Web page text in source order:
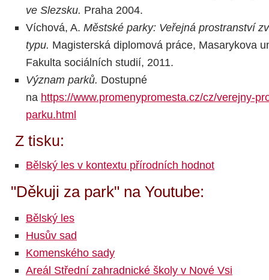
ve Slezsku. Praha 2004.
Víchová, A. Městské parky: Veřejná prostranství
typu. Magisterská diplomová práce, Masarykova
Fakulta sociálních studií, 2011.
Význam parků. Dostupné
na https://www.promenypromesta.cz/cz/verejny-
parku.html
Z tisku:
Bělský les v kontextu přírodních hodnot
"Děkuji za park" na Youtube:
Bělský les
Husův sad
Komenského sady
Areál Střední zahradnické školy v Nové Vsi